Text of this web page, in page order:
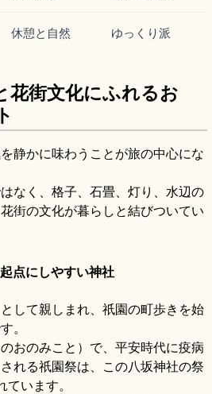
休憩と自然 ゆっくり派
花街文化にふれるお
静かに味わうことが旅の中心にな
なく、格子、石畳、灯り、水辺の
街の文化が暮らしと結びついてい
点にしやすい神社
して親しまれ、祇園の町歩きを始
。
おのみこと）で、平安時代に疫病
れる祇園祭は、この八坂神社の祭
います。